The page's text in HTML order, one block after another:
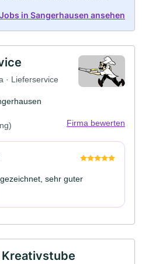
in Sangerhausen ansehen
· Lieferservice
Firma bewerten
sehr guter